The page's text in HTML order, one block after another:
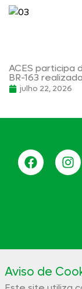
ACES participa
BR-163
julho 22, 2026
Associação
Aviso de